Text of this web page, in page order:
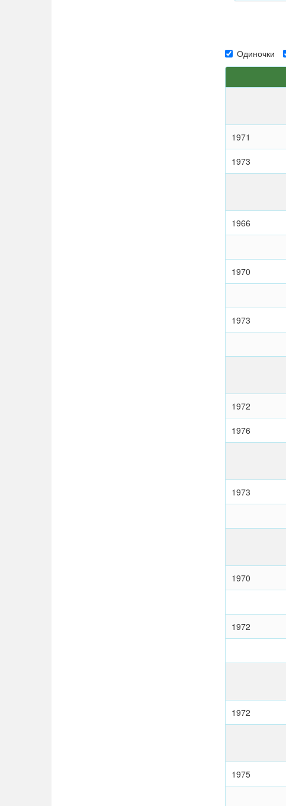
Одиночки
1971
1973
1966
1970
1973
1972
1976
1973
1970
1972
1972
1975